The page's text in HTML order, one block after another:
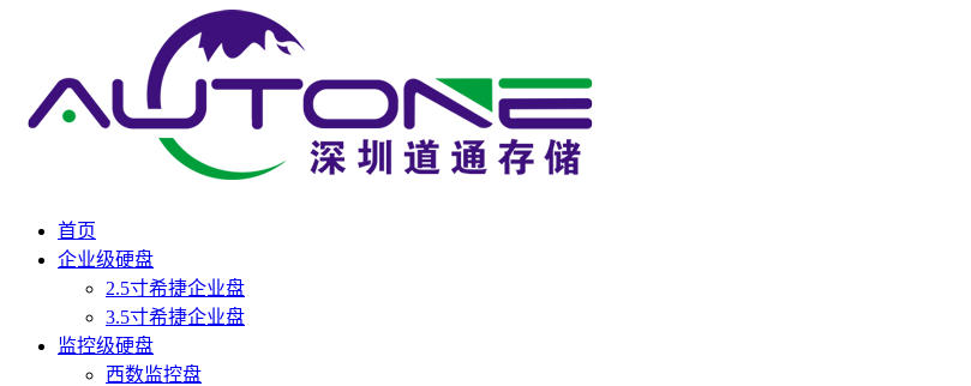
首页
企业级硬盘
2.5寸希捷企业盘
3.5寸希捷企业盘
监控级硬盘
西数监控盘